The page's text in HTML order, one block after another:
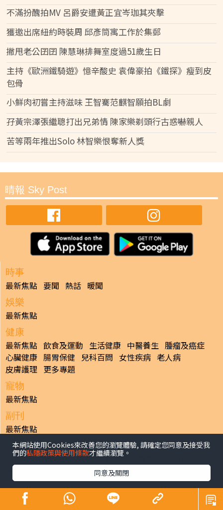
不滿扮醜拍MV 呂爵安遭黃正宜岑珈其夾擊
獲邀出席紐約時裝周 邱彥筒寓工作於集郵
撇甩老公囝囝 陳慧琳排舞室度過51歲生日
主持《歐洲鐵騎遊》憶辛酸史 袁偉豪拍《鐵探》瘦到皮
包骨
小鮮肉初嘗主持滋味 王智騫范麒智願拍BL劇
孖黃宗澤張繼聰打出兄弟情 陳家樂剃頭行古惑嚇親人
苦等兩年推出Solo 林智樂恨奪新人獎
晴報 Sky Post
時事
最新焦點 要聞 熱話 暖聞
娛樂
最新焦點
健康
最新焦點 飲食及運動 生活健康 中醫養生 腫瘤及癌症
心臟健康 腸胃保健 兒科百問 女性疾病 老人病
皮膚護理 更多專題
寵物
最新焦點
副刊
最新焦點
日報
揭頁版 港聞 財經/地產 中國/國際
生活副刊
體育 專題/人物
香港經濟日報版權所有©2026
本網站使用Cookies來改善您的瀏覽體驗, 請確定您同意及接受我
們的私隱政策與使用條款才繼續瀏覽。
同意及關閉